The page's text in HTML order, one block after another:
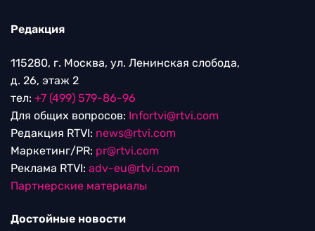
Редакция
115280, г. Москва, ул. Ленинская слобода,
д. 26, этаж 2
тел: +7 (499) 579-86-96
Для общих вопросов: Infortvi@rtvi.com
Редакция RTVI: news@rtvi.com
Маркетинг/PR: pr@rtvi.com
Реклама RTVI: adv-eu@rtvi.com
Партнерские материалы
Достойные новости